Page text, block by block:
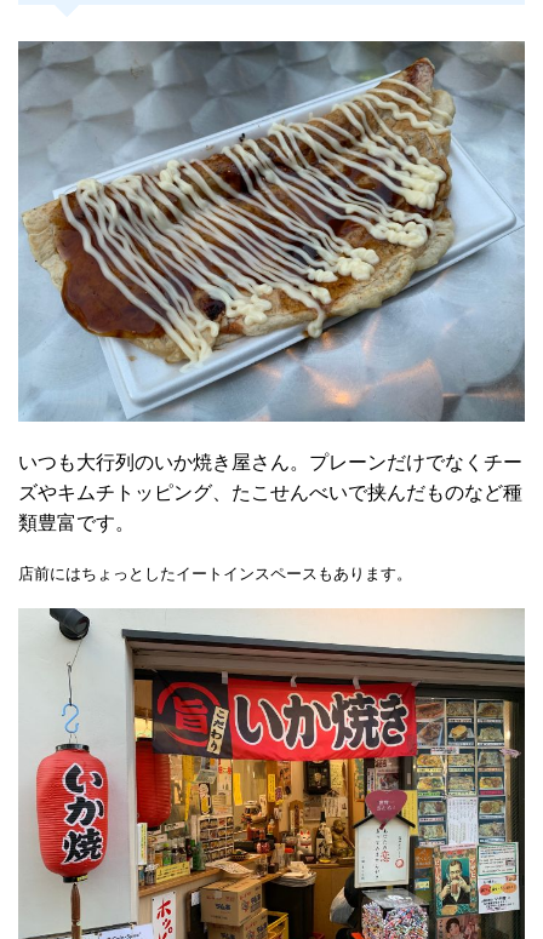
いつも大行列のいか焼き屋さん。プレーンだけでなくチー
ズやキムチトッピング、たこせんべいで挟んだものなど種
類豊富です。
店前にはちょっとしたイートインスペースもあります。